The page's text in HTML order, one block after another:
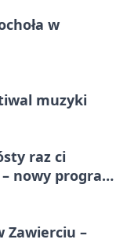
w
muzyki
raz ci
nowy program
Zawierciu –